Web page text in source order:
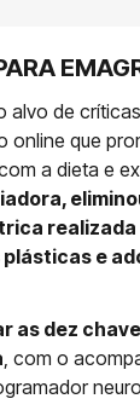
alvo de
online que
a dieta e
realizada
e
as dez
, com o